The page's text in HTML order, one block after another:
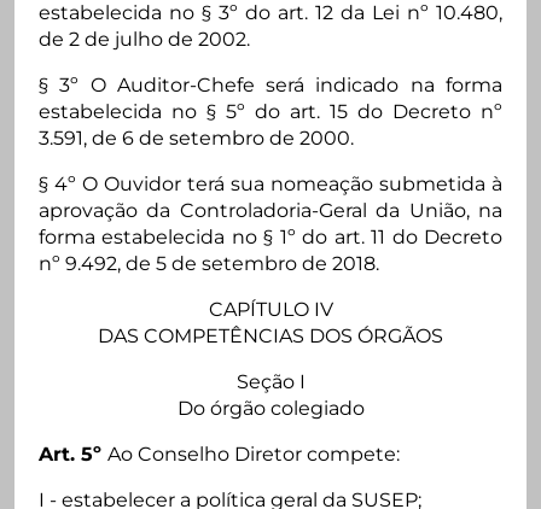
estabelecida no § 3º do art. 12 da Lei nº 10.480,
de 2 de julho de 2002.
§ 3º O Auditor-Chefe será indicado na forma
estabelecida no § 5º do art. 15 do Decreto nº
3.591, de 6 de setembro de 2000.
§ 4º O Ouvidor terá sua nomeação submetida à
aprovação da Controladoria-Geral da União, na
forma estabelecida no § 1º do art. 11 do Decreto
nº 9.492, de 5 de setembro de 2018.
CAPÍTULO IV
DAS COMPETÊNCIAS DOS ÓRGÃOS
Seção I
Do órgão colegiado
Art. 5º Ao Conselho Diretor compete:
I - estabelecer a política geral da SUSEP;